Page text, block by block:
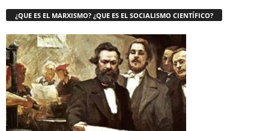
¿QUE ES EL MARXISMO? ¿QUE ES EL SOCIALISMO CIENTÍFICO?